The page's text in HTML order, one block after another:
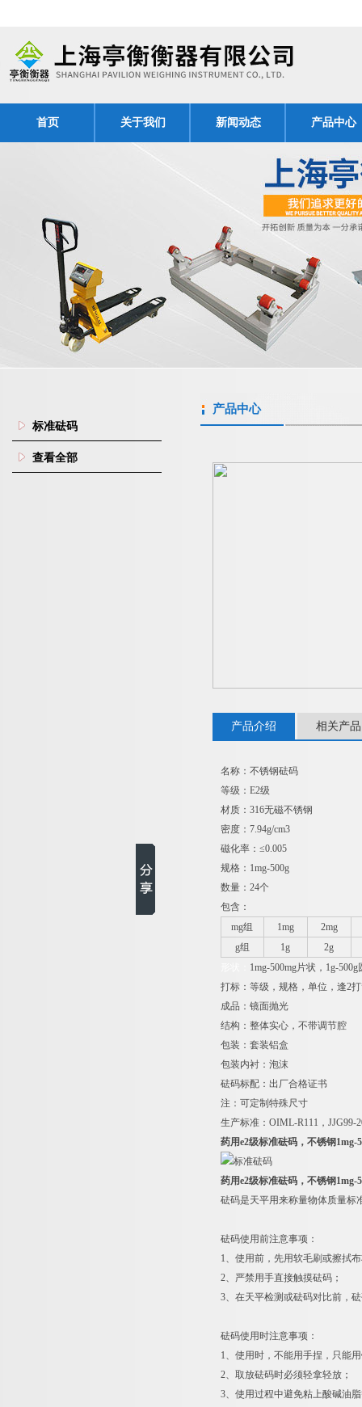
首页 关于我们 新闻动态 产品中心
标准砝码
查看全部
产品中心
产品介绍 相关产品
名称：不锈钢砝码
等级：E2级
材质：316无磁不锈钢
密度：7.94g/cm3
磁化率：≤0.005
规格：1mg-500g
数量：24个
包含：
mg组 1mg
2mg
g组 1g
2g
1mg-500mg片状，1g-500g
打标：等级，规格，单位，逢2
成品：镜面抛光
结构：整体实心，不带调节腔
包装：套装铝盒
包装内衬：泡沫
砝码标配：出厂合格证书
注：可定制特殊尺寸
生产标准：OIML-R111，JJG99-
药用e2级标准砝码，不锈钢1mg-
药用e2级标准砝码，不锈钢1mg-
砝码是天平用来称量物体质量标
砝码使用前注意事项：
1、使用前，先用软毛刷或擦拭
2、严禁用手直接触摸砝码；
3、在天平检测或砝码对比前，
砝码使用时注意事项：
1、使用时，不能用手捏，只能
2、取放砝码时必须轻拿轻放；
3、使用过程中避免粘上酸碱油